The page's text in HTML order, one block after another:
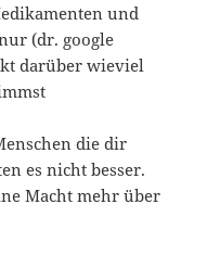
und
(dr. google
darüber wieviel
die dir
es nicht besser.
Macht mehr über